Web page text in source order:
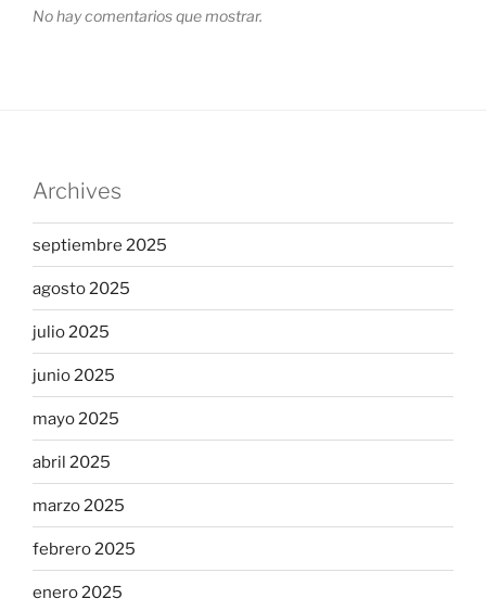
No hay comentarios que mostrar.
Archives
septiembre 2025
agosto 2025
julio 2025
junio 2025
mayo 2025
abril 2025
marzo 2025
febrero 2025
enero 2025